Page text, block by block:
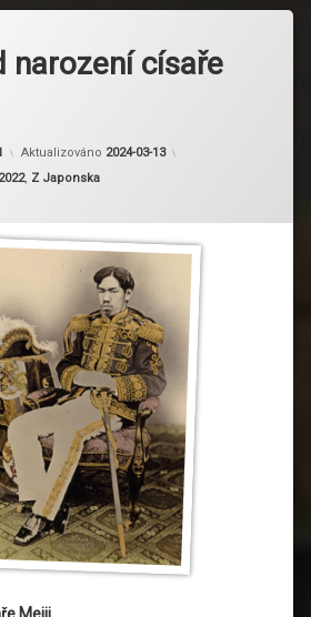
narození císaře
Aktualizováno 2024-03-13
Kategorie:
2022, Z Japonska